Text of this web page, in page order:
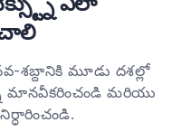
శబ్దానికి మూడు దశల్లో
మానవీకరించండి మరియు